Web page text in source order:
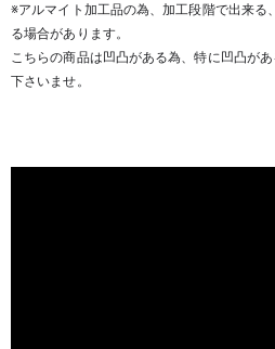
※アルマイト加工品の為、加工段階で出来る
る場合があります。
こちらの商品は凹凸がある為、特に凹凸が
下さいませ。